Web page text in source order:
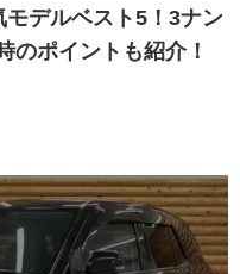
デルベスト5！3ナン
のポイントも紹介！